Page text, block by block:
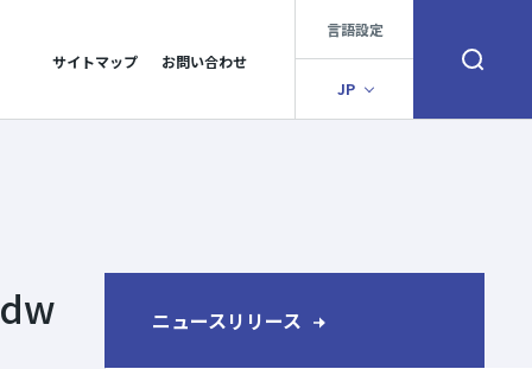
サイトマップ お問い合わせ
言語設定
JP 検索窓を開く
ニュースリリース